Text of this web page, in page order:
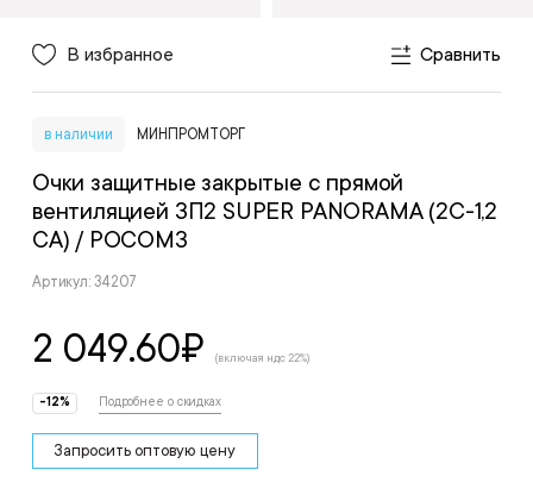
В избранное Сравнить
в наличии МИНПРОМТОРГ
Очки защитные закрытые с прямой
вентиляцией ЗП2 SUPER PANORAMA (2С-1,2
CA) / РОСОМЗ
Артикул: 34207
2 049.60₽ (включая ндс 22%)
-12% Подробнее о скидках
Запросить оптовую цену